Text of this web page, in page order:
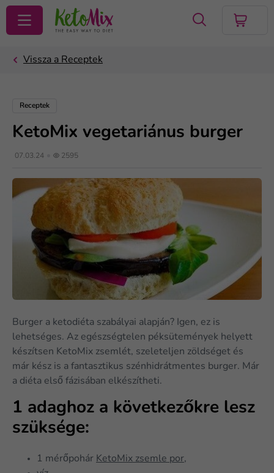
KERESÉS
Receptek
KetoMix vegetariánus burger
07.03.24 2595
Burger a ketodiéta szabályai alapján? Igen, ez is
lehetséges. Az egészségtelen péksütemények helyett
készítsen KetoMix zsemlét, szeleteljen zöldséget és
már kész is a fantasztikus szénhidrátmentes burger. Már
a diéta első fázisában elkészítheti.
1 adaghoz a következőkre lesz
szüksége:
1 mérőpohár KetoMix zsemle por,